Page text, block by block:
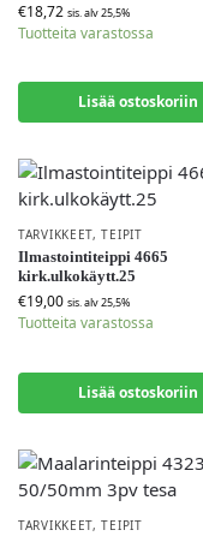
€18,72 sis. alv 25,5%
Tuotteita varastossa
Lisää ostoskoriin
TARVIKKEET,TEIPIT
Ilmastointiteippi 4665
kirk.ulkokäytt.25
€19,00 sis. alv 25,5%
Tuotteita varastossa
Lisää ostoskoriin
TARVIKKEET,TEIPIT